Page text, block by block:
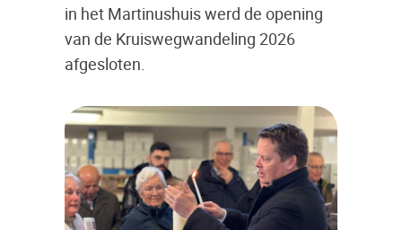
in het Martinushuis werd de opening
van de Kruiswegwandeling 2026
afgesloten.